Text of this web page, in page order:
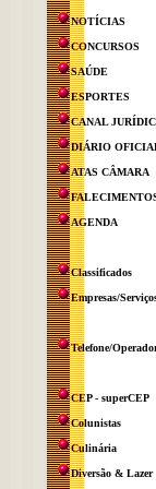
NOTÍCIAS
CONCURSOS
SAÚDE
ESPORTES
CANAL
DIÁRIO
ATAS CÂMARA
AGENDA
Classificados
Empresas/
Telefone/
CEP - superCEP
Colunistas
Culinária
Diversão & Lazer